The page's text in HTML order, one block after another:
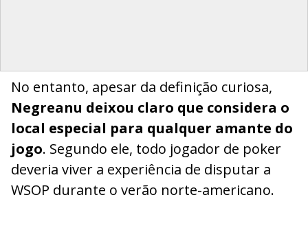
No entanto, apesar da definição curiosa,
Negreanu deixou claro que considera o
local especial para qualquer amante do
jogo. Segundo ele, todo jogador de poker
deveria viver a experiência de disputar a
WSOP durante o verão norte-americano.